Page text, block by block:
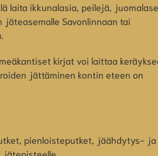
laita ikkunalasia, peilejä,
jäteasemalle Savonlinnaan tai
kirjat voi laittaa
jättäminen kontin eteen on
pienloisteputket, jäähdytys- ja